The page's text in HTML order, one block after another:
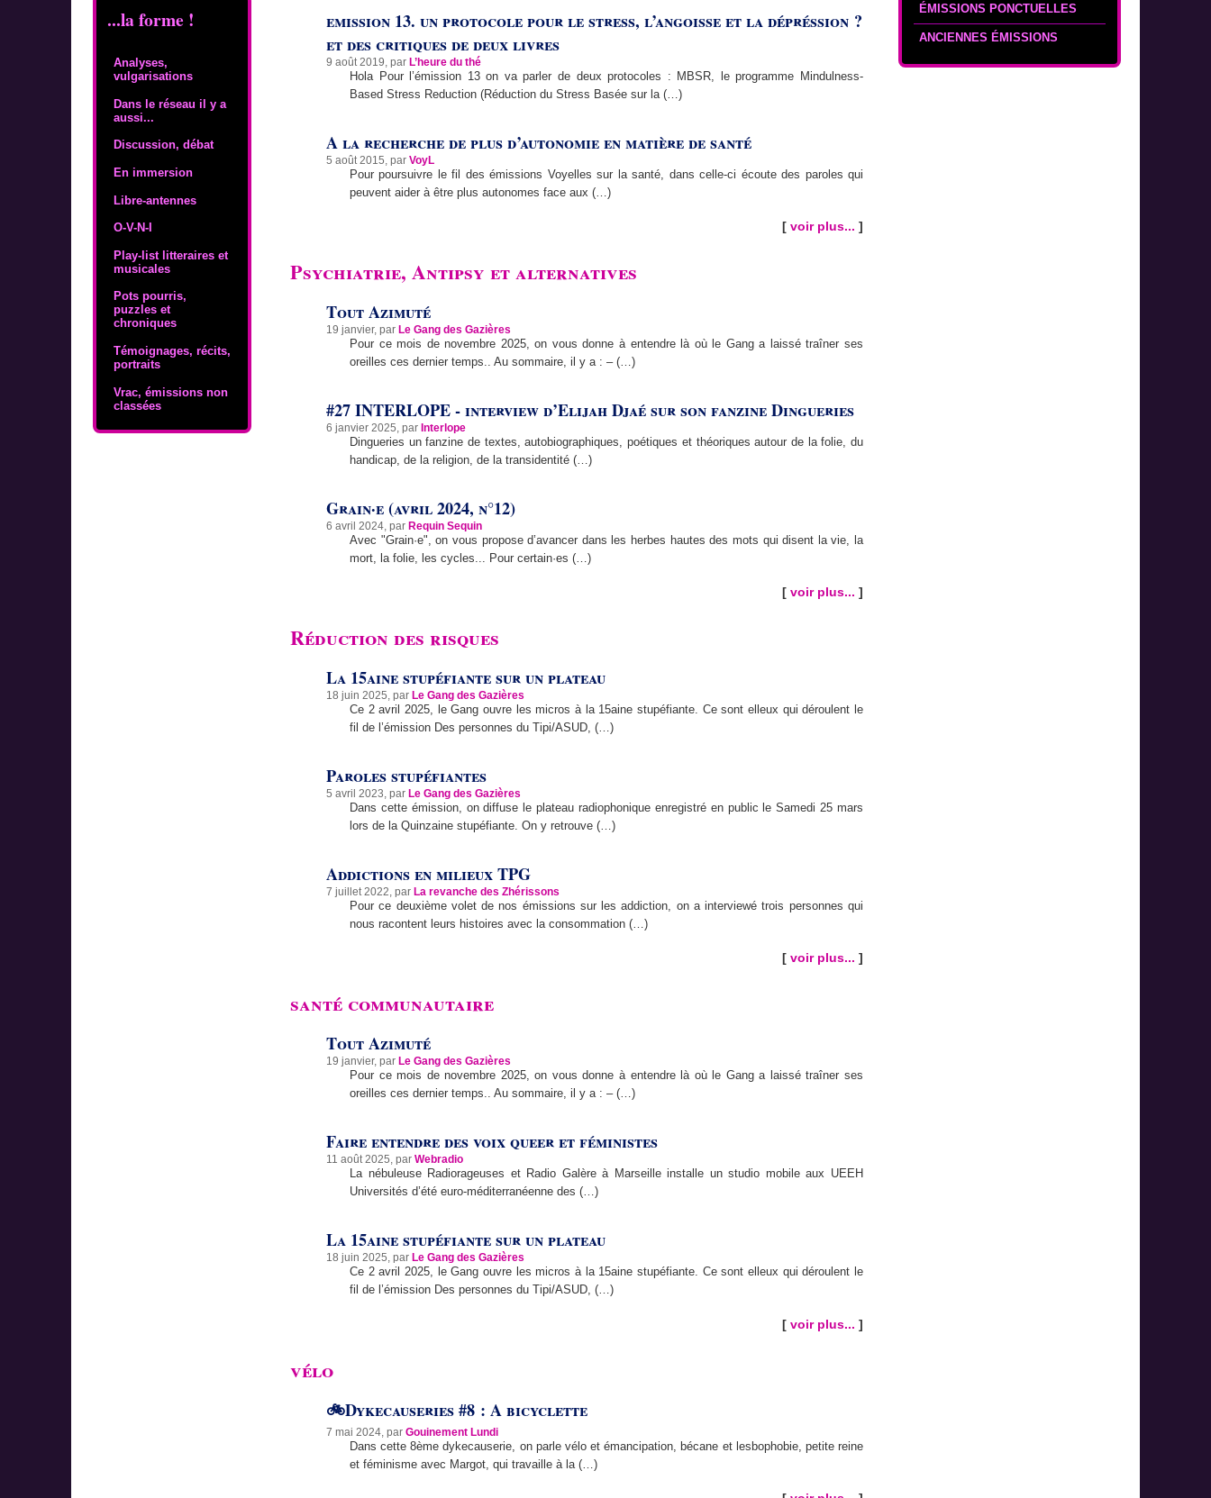
...la forme !
Analyses,
vulgarisations
Dans le réseau il y a
aussi...
Discussion, débat
En immersion
Libre-antennes
O-V-N-I
Play-list litteraires et
musicales
Pots pourris,
puzzles et
chroniques
Témoignages, récits,
portraits
Vrac, émissions non
classées
ÉMISSIONS PONCTUELLES
ANCIENNES ÉMISSIONS
emission 13. un protocole pour le stress, l’angoisse et la dépréssion ?
et des critiques de deux livres
9 août 2019, par L’heure du thé
Hola Pour l’émission 13 on va parler de deux protocoles : MBSR, le programme Mindulness-
Based Stress Reduction (Réduction du Stress Basée sur la (…)
A la recherche de plus d’autonomie en matière de santé
5 août 2015, par VoyL
Pour poursuivre le fil des émissions Voyelles sur la santé, dans celle-ci écoute des paroles qui
peuvent aider à être plus autonomes face aux (…)
[ voir plus... ]
Psychiatrie, Antipsy et alternatives
Tout Azimuté
19 janvier, par Le Gang des Gazières
Pour ce mois de novembre 2025, on vous donne à entendre là où le Gang a laissé traîner ses
oreilles ces dernier temps.. Au sommaire, il y a : – (…)
#27 INTERLOPE - interview d’Elijah Djaé sur son fanzine Dingueries
6 janvier 2025, par Interlope
Dingueries un fanzine de textes, autobiographiques, poétiques et théoriques autour de la folie, du
handicap, de la religion, de la transidentité (…)
Grain·e (avril 2024, n°12)
6 avril 2024, par Requin Sequin
Avec "Grain·e", on vous propose d’avancer dans les herbes hautes des mots qui disent la vie, la
mort, la folie, les cycles... Pour certain·es (…)
[ voir plus... ]
Réduction des risques
La 15aine stupéfiante sur un plateau
18 juin 2025, par Le Gang des Gazières
Ce 2 avril 2025, le Gang ouvre les micros à la 15aine stupéfiante. Ce sont elleux qui déroulent le
fil de l’émission Des personnes du Tipi/ASUD, (…)
Paroles stupéfiantes
5 avril 2023, par Le Gang des Gazières
Dans cette émission, on diffuse le plateau radiophonique enregistré en public le Samedi 25 mars
lors de la Quinzaine stupéfiante. On y retrouve (…)
Addictions en milieux TPG
7 juillet 2022, par La revanche des Zhérissons
Pour ce deuxième volet de nos émissions sur les addiction, on a interviewé trois personnes qui
nous racontent leurs histoires avec la consommation (…)
[ voir plus... ]
santé communautaire
Tout Azimuté
19 janvier, par Le Gang des Gazières
Pour ce mois de novembre 2025, on vous donne à entendre là où le Gang a laissé traîner ses
oreilles ces dernier temps.. Au sommaire, il y a : – (…)
Faire entendre des voix queer et féministes
11 août 2025, par Webradio
La nébuleuse Radiorageuses et Radio Galère à Marseille installe un studio mobile aux UEEH
Universités d’été euro-méditerranéenne des (…)
La 15aine stupéfiante sur un plateau
18 juin 2025, par Le Gang des Gazières
Ce 2 avril 2025, le Gang ouvre les micros à la 15aine stupéfiante. Ce sont elleux qui déroulent le
fil de l’émission Des personnes du Tipi/ASUD, (…)
[ voir plus... ]
vélo
🚲Dykecauseries #8 : A bicyclette
7 mai 2024, par Gouinement Lundi
Dans cette 8ème dykecauserie, on parle vélo et émancipation, bécane et lesbophobie, petite reine
et féminisme avec Margot, qui travaille à la (…)